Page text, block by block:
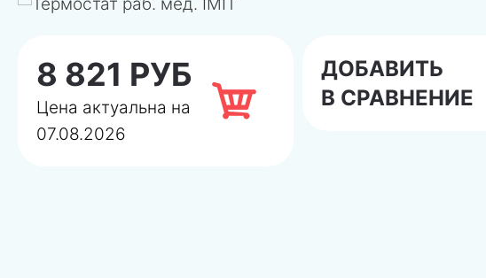
8 821 РУБ
Цена актуальна на
07.08.2026
ДОБАВИТЬ
В СРАВНЕНИЕ